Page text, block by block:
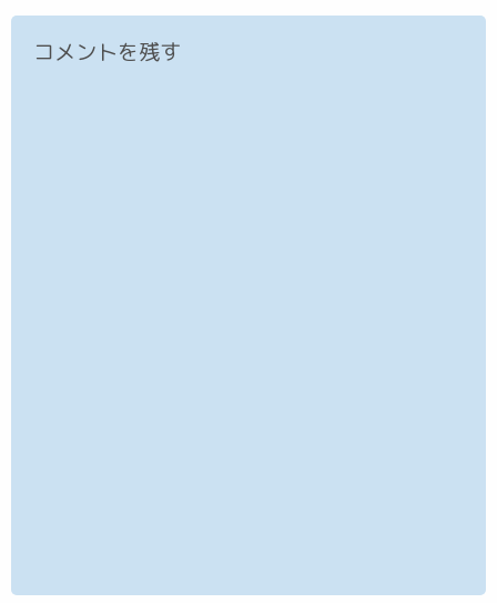
コメントを残す